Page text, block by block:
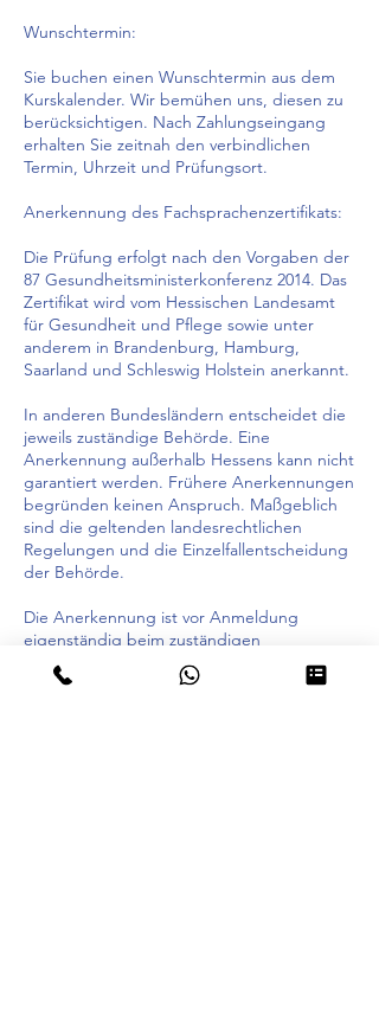
Wunschtermin:
Sie buchen einen Wunschtermin aus dem
Kurskalender. Wir bemühen uns, diesen zu
berücksichtigen. Nach Zahlungseingang
erhalten Sie zeitnah den verbindlichen
Termin, Uhrzeit und Prüfungsort.
Anerkennung des Fachsprachenzertifikats:
Die Prüfung erfolgt nach den Vorgaben der
87 Gesundheitsministerkonferenz 2014. Das
Zertifikat wird vom Hessischen Landesamt
für Gesundheit und Pflege sowie unter
anderem in Brandenburg, Hamburg,
Saarland und Schleswig Holstein anerkannt.
In anderen Bundesländern entscheidet die
jeweils zuständige Behörde. Eine
Anerkennung außerhalb Hessens kann nicht
garantiert werden. Frühere Anerkennungen
begründen keinen Anspruch. Maßgeblich
sind die geltenden landesrechtlichen
Regelungen und die Einzelfallentscheidung
der Behörde.
Die Anerkennung ist vor Anmeldung
eigenständig beim zuständigen
Landesprüfungsamt zu klären. Gerne
unterstützen wir Sie hierbei mit den